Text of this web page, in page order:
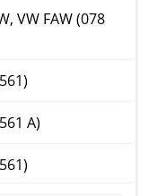
VW FAW (078
A)